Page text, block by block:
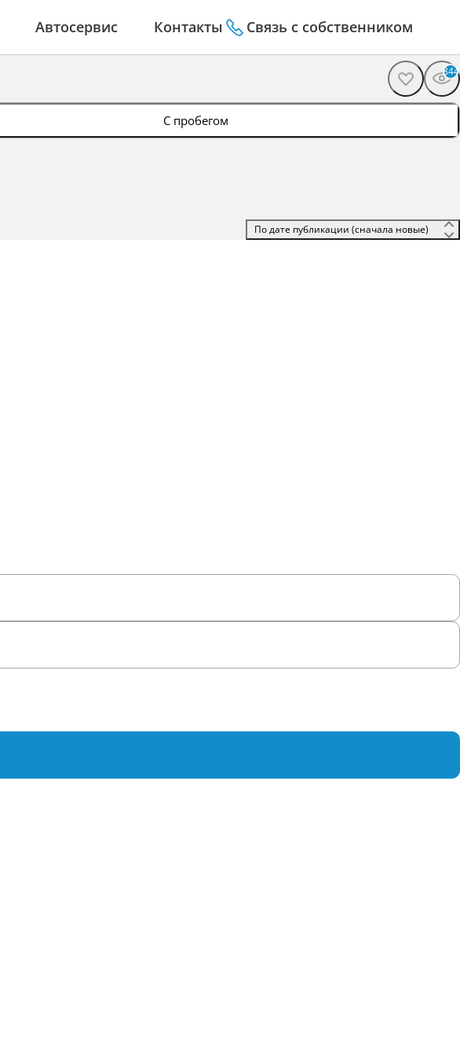
Автосервис Контакты Связь с собственником
844
С пробегом